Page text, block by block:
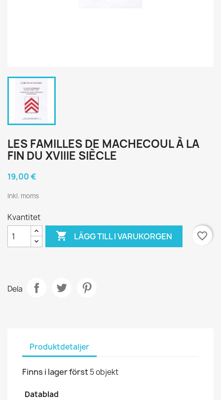
LES FAMILLES DE MACHECOUL À LA
FIN DU XVIIIE SIÈCLE
19,00 €
Inkl. moms
Kvantitet
 LÄGG TILL I VARUKORGEN favorite_border
Dela
Produktdetaljer
Finns i lager först5 objekt
Datablad